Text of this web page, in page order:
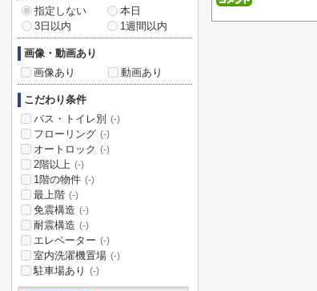
指定しない
本日
3日以内
1週間以内
画像・動画あり
画像あり
動画あり
こだわり条件
バス・トイレ別
(-)
フローリング (-)
オートロック (-)
2階以上 (-)
1階の物件 (-)
最上階 (-)
免震構造 (-)
耐震構造 (-)
エレベーター (-)
室内洗濯機置場 (-)
駐車場あり (-)